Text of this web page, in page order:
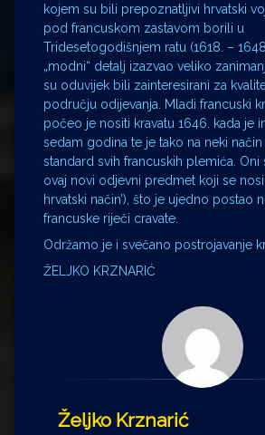
kojem su bili prepoznatljivi hrvatski
pod francuskom zastavom borili u
Tridesetogodišnjem ratu (1618. –
„modni“ detalj izazvao veliko
su oduvijek bili zainteresirani za
području odijevanja. Mladi francuski
počeo je nositi kravatu 1646. kada je
sedam godina te je tako na neki
standard svih francuskih plemića.
ovaj novi odjevni predmet koji se
hrvatski način’), što je ujedno postao
francuske riječi cravate.
Održamo je i svečano postrojavanje
ŽELJKO KRZNARIĆ
Željko Krznarić